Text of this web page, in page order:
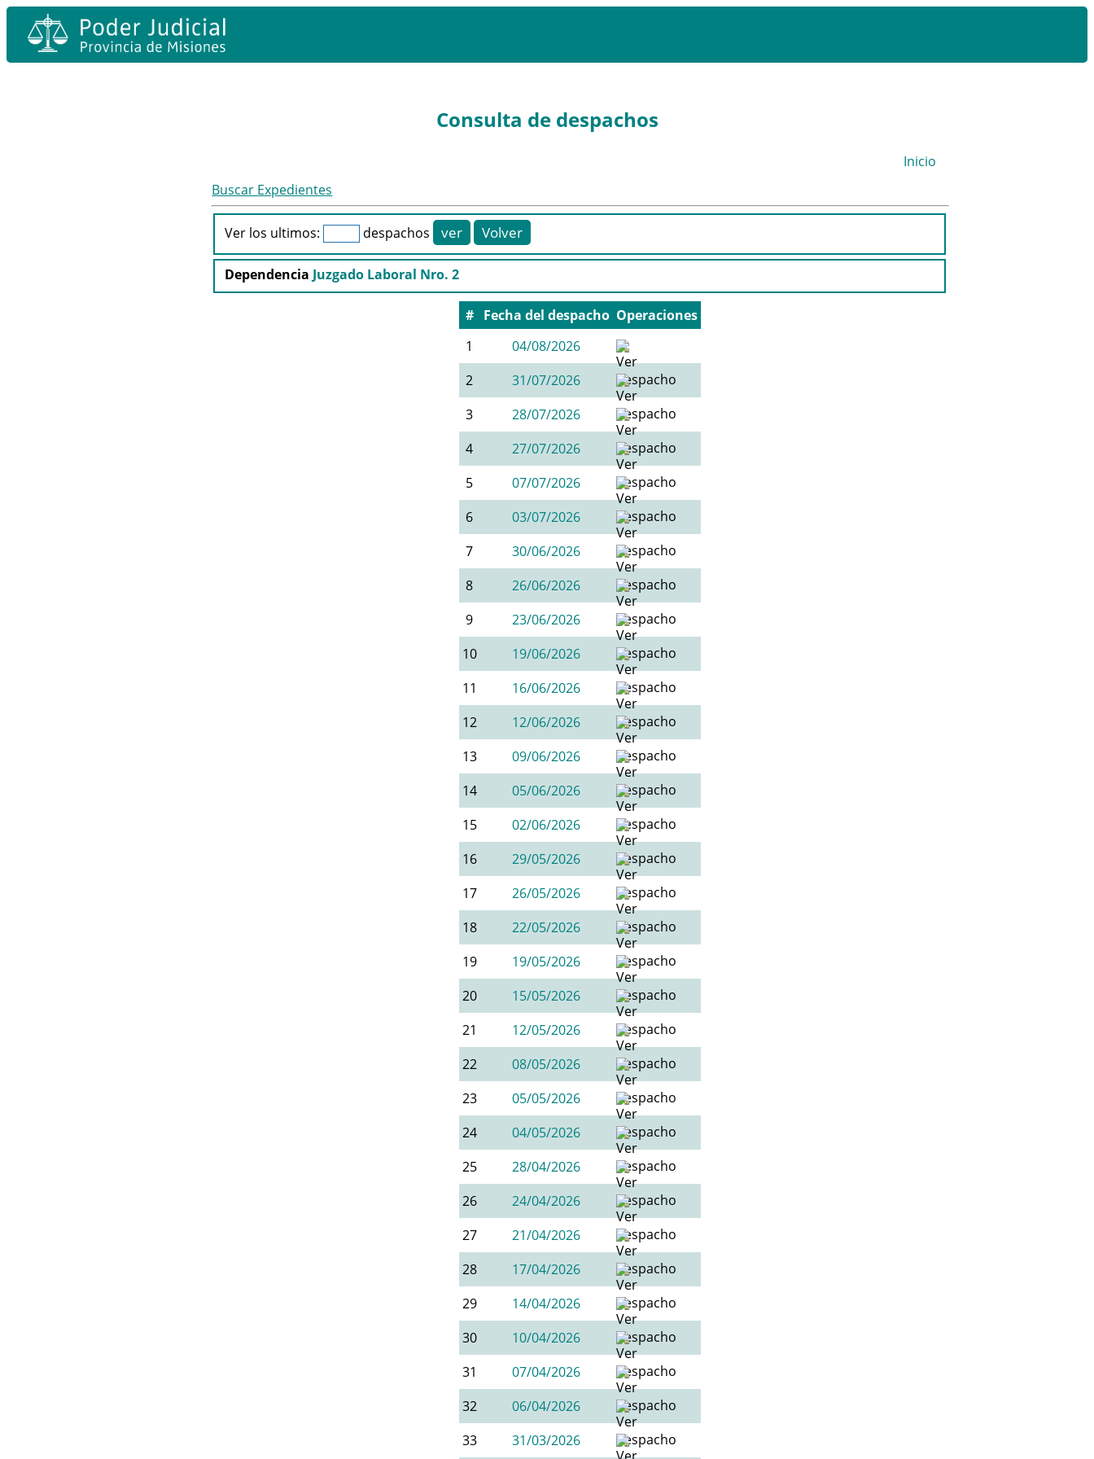
Consulta de despachos
Inicio
Buscar Expedientes
Ver los ultimos: despachos
Dependencia Juzgado Laboral Nro. 2
# Fecha del despacho Operaciones
1
04/08/2026
2
31/07/2026
3
28/07/2026
4
27/07/2026
5
07/07/2026
6
03/07/2026
7
30/06/2026
8
26/06/2026
9
23/06/2026
10
19/06/2026
11
16/06/2026
12
12/06/2026
13
09/06/2026
14
05/06/2026
15
02/06/2026
16
29/05/2026
17
26/05/2026
18
22/05/2026
19
19/05/2026
20
15/05/2026
21
12/05/2026
22
08/05/2026
23
05/05/2026
24
04/05/2026
25
28/04/2026
26
24/04/2026
27
21/04/2026
28
17/04/2026
29
14/04/2026
30
10/04/2026
31
07/04/2026
32
06/04/2026
33
31/03/2026